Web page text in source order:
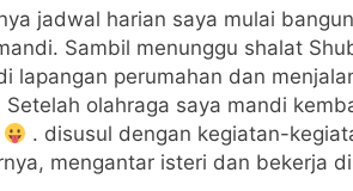
jadwal harian saya mulai
Sambil menunggu shalat
lapangan perumahan dan
Setelah olahraga saya mandi
. disusul dengan kegiatan-
mengantar isteri dan bekerja